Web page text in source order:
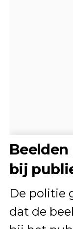
bij
De politie
dat de